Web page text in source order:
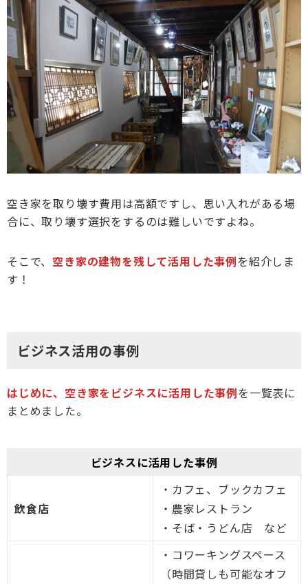
空き家を取り壊す費用は高額ですし、思い入れがある場
合に、取り壊す選択をするのは難しいですよね。
そこで、 空き家の建物を残して活用した事例を紹介しま
す！
ビジネス活用の事例
はじめに、 空き家をビジネスに活用した事例を一覧表に
まとめました。
ビジネスに活用した事例
飲食店
・カフェ、ブックカフェ
・農家レストラン
・そば・うどん店 など
・コワーキングスペース
（時間貸しも可能なオフ